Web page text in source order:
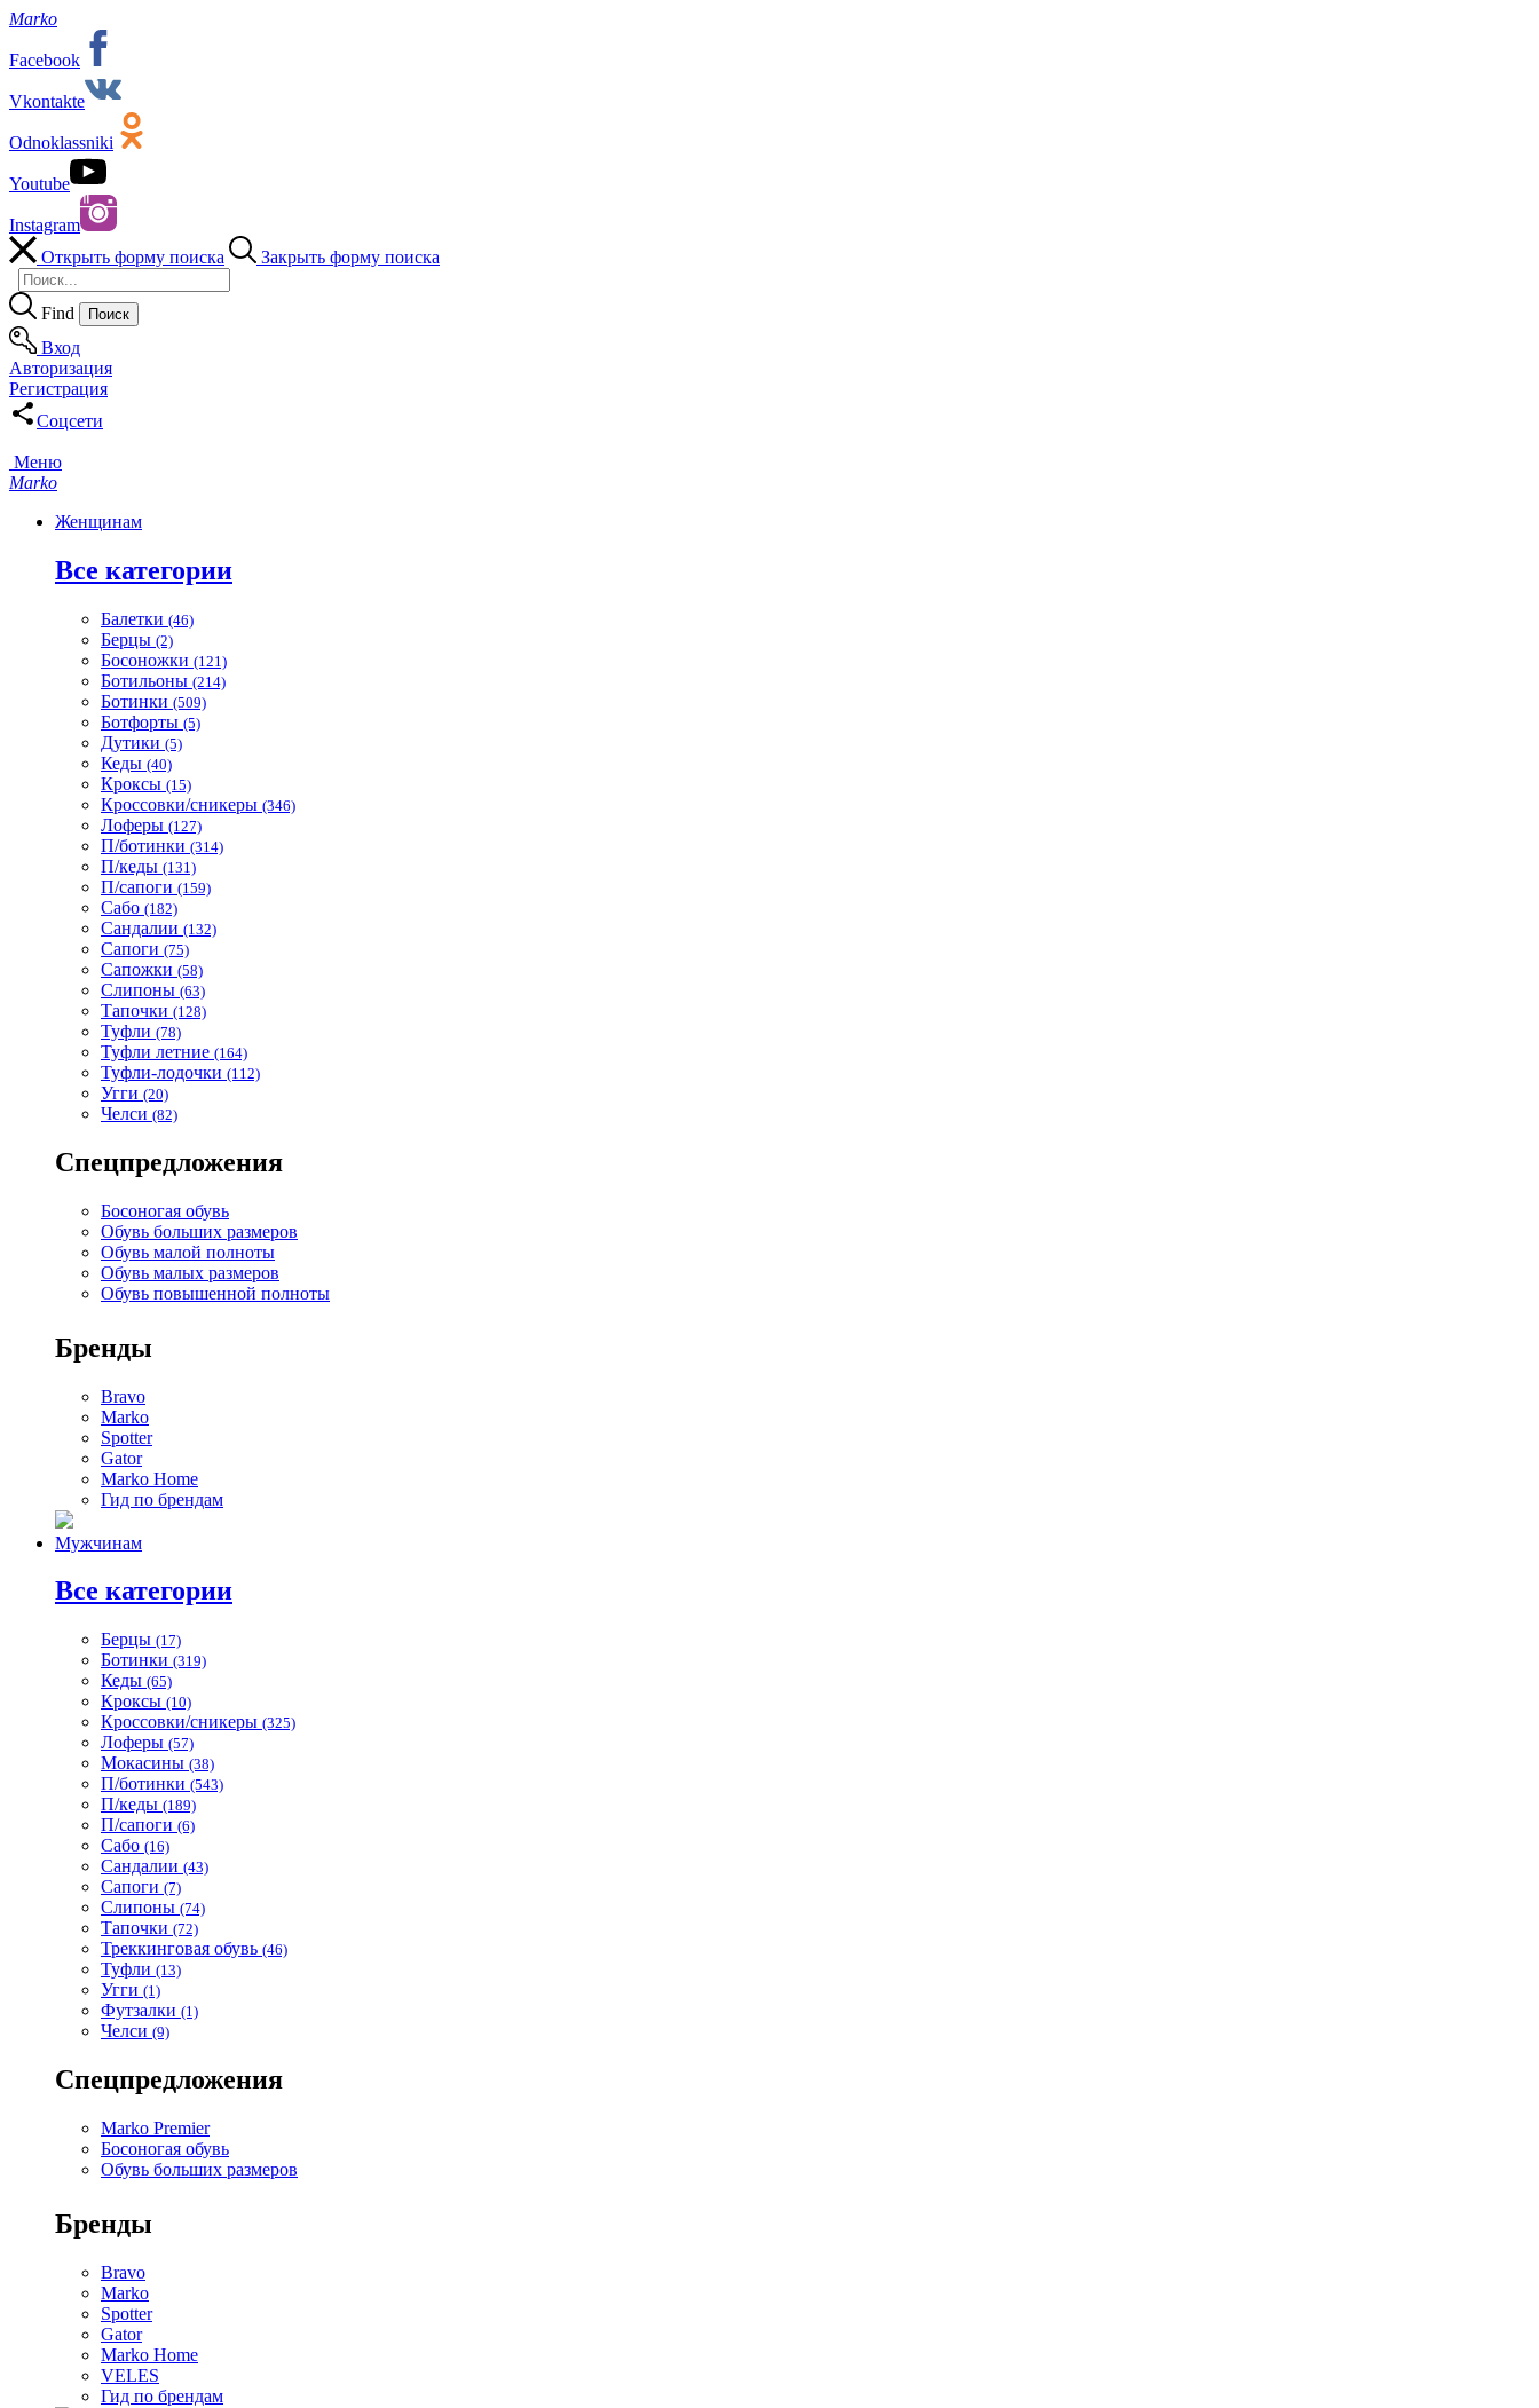
Marko
Facebook
Vkontakte
Odnoklassniki
Youtube
Instagram
Открыть форму поиска
Закрыть форму поиска
Find
Вход
Авторизация
Регистрация
Соцсети
Меню
Marko
Женщинам
Все категории
Балетки (46)
Берцы (2)
Босоножки (121)
Ботильоны (214)
Ботинки (509)
Ботфорты (5)
Дутики (5)
Кеды (40)
Кроксы (15)
Кроссовки/сникеры (346)
Лоферы (127)
П/ботинки (314)
П/кеды (131)
П/сапоги (159)
Сабо (182)
Сандалии (132)
Сапоги (75)
Сапожки (58)
Слипоны (63)
Тапочки (128)
Туфли (78)
Туфли летние (164)
Туфли-лодочки (112)
Угги (20)
Челси (82)
Спецпредложения
Босоногая обувь
Обувь больших размеров
Обувь малой полноты
Обувь малых размеров
Обувь повышенной полноты
Бренды
Bravo
Marko
Spotter
Gator
Marko Home
Гид по брендам
Мужчинам
Все категории
Берцы (17)
Ботинки (319)
Кеды (65)
Кроксы (10)
Кроссовки/сникеры (325)
Лоферы (57)
Мокасины (38)
П/ботинки (543)
П/кеды (189)
П/сапоги (6)
Сабо (16)
Сандалии (43)
Сапоги (7)
Слипоны (74)
Тапочки (72)
Треккинговая обувь (46)
Туфли (13)
Угги (1)
Футзалки (1)
Челси (9)
Спецпредложения
Marko Premier
Босоногая обувь
Обувь больших размеров
Бренды
Bravo
Marko
Spotter
Gator
Marko Home
VELES
Гид по брендам